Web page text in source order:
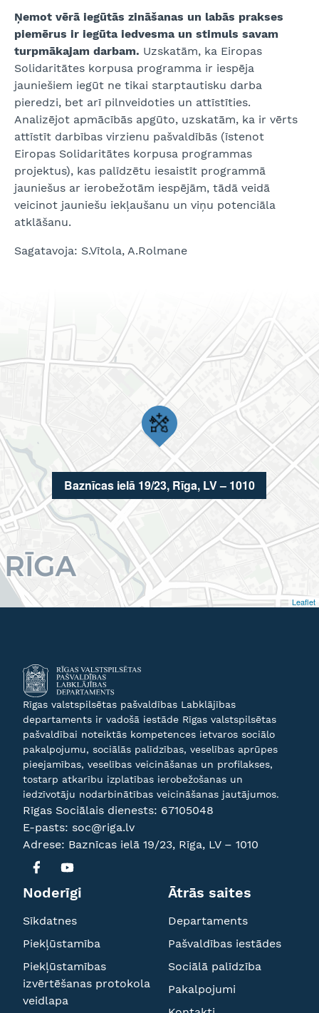
Ņemot vērā iegūtās zināšanas un labās prakses
piemērus ir iegūta iedvesma un stimuls savam
turpmākajam darbam. Uzskatām, ka Eiropas
Solidaritātes korpusa programma ir iespēja
jauniešiem iegūt ne tikai starptautisku darba
pieredzi, bet arī pilnveidoties un attīstīties.
Analizējot apmācībās apgūto, uzskatām, ka ir vērts
attīstīt darbības virzienu pašvaldībās (īstenot
Eiropas Solidaritātes korpusa programmas
projektus), kas palīdzētu iesaistīt programmā
jauniešus ar ierobežotām iespējām, tādā veidā
veicinot jauniešu iekļaušanu un viņu potenciāla
atklāšanu.
Sagatavoja: S.Vītola, A.Rolmane
Baznīcas ielā 19/23, Rīga, LV – 1010
Leaflet
Rīgas valstspilsētas pašvaldības Labklājības
departaments ir vadošā iestāde Rīgas valstspilsētas
pašvaldībai noteiktās kompetences ietvaros sociālo
pakalpojumu, sociālās palīdzības, veselības aprūpes
pieejamības, veselības veicināšanas un profilakses,
tostarp atkarību izplatības ierobežošanas un
iedzīvotāju nodarbinātības veicināšanas jautājumos.
Rīgas Sociālais dienests: 67105048
E-pasts: soc@riga.lv
Adrese: Baznīcas ielā 19/23, Rīga, LV – 1010
Noderīgi
Sīkdatnes
Piekļūstamība
Piekļūstamības
izvērtēšanas protokola
veidlapa
Ātrās saites
Departaments
Pašvaldības iestādes
Sociālā palīdzība
Pakalpojumi